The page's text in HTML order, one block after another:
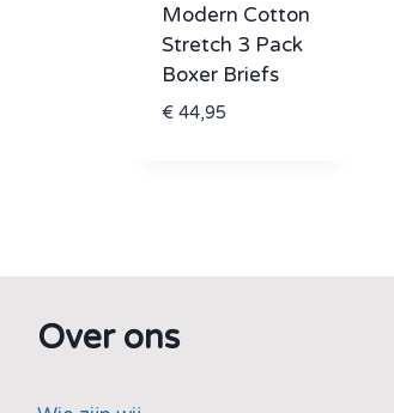
Modern Cotton
Stretch 3 Pack
Boxer Briefs
€44,95
Over ons